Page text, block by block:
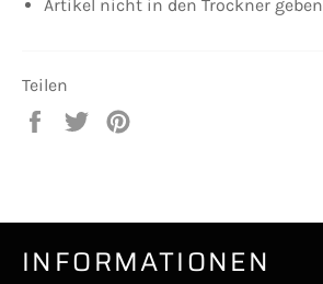
Artikel nicht in den Trockner geben
Teilen
Auf
Auf
INFORMATIONEN